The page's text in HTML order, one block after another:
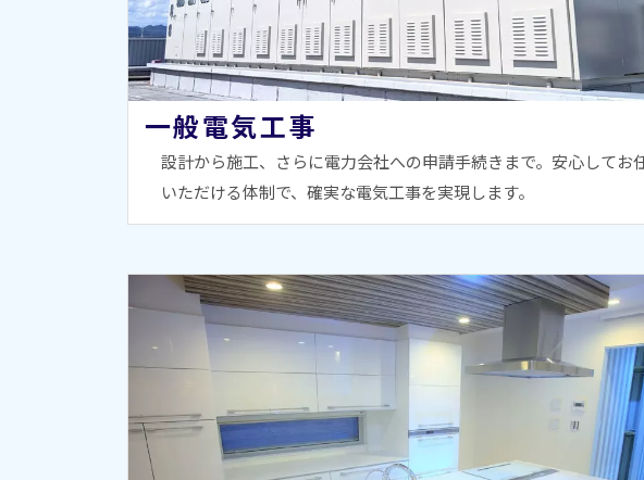
一般電気工事
設計から施工、さらに電力会社への申請手続きまで。安心してお
いただける体制で、確実な電気工事を実現します。